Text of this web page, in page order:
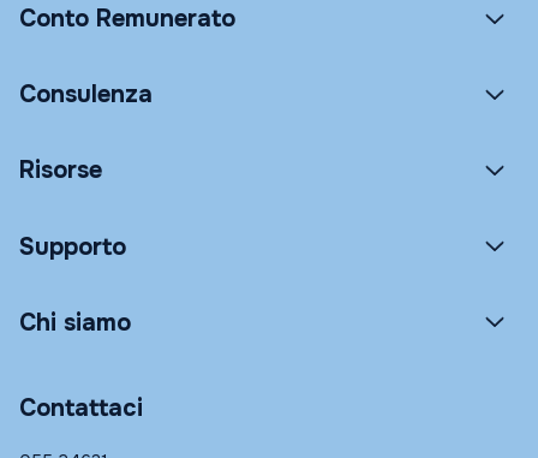
Conto Remunerato
Consulenza
Risorse
Supporto
Chi siamo
Contattaci